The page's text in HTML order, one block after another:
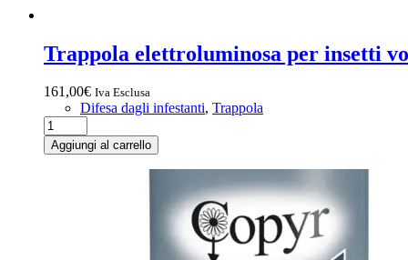
Trappola elettroluminosa per insetti
161,00€ Iva Esclusa
Difesa dagli infestanti, Trappola
Trappola
elettroluminosa
per
Aggiungi al carrello